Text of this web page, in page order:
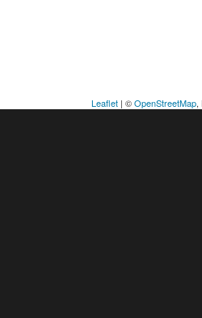
Leaflet | ©OpenStreetMap,